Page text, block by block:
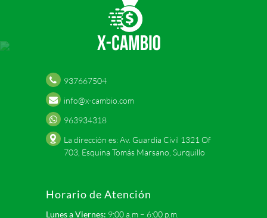
937667504
info@x-cambio.com
963934318
La dirección es: Av. Guardia Civil 1321 Of
703, Esquina Tomás Marsano, Surquillo
Horario de Atención
Lunes a Viernes: 9:00 a.m – 6:00 p.m.